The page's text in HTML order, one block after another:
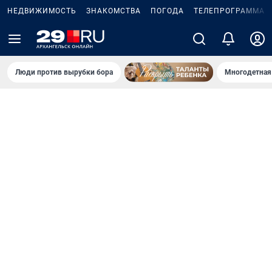
НЕДВИЖИМОСТЬ ЗНАКОМСТВА ПОГОДА ТЕЛЕПРОГРАММА
Люди против вырубки бора